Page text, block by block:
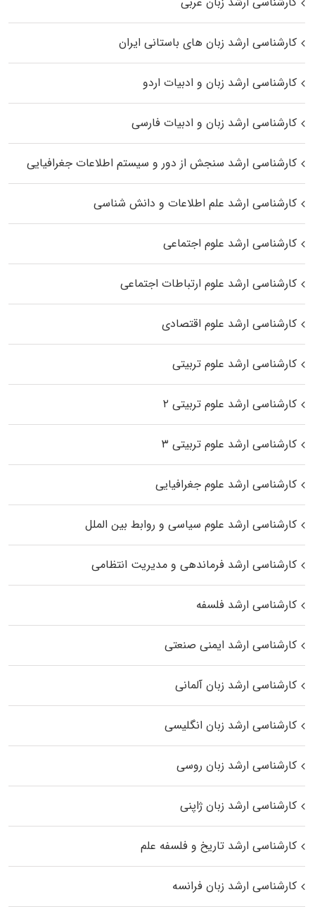
کارشناسی ارشد زبان‌ های باستانی ایران
کارشناسی ارشد زبان و ادبیات اردو
کارشناسی ارشد زبان و ادبیات فارسی
کارشناسی ارشد سنجش از دور و سیستم اطلاعات جغرافیایی
کارشناسی ارشد علم اطلاعات و دانش شناسی
کارشناسی ارشد علوم اجتماعی
کارشناسی ارشد علوم ارتباطات اجتماعی
کارشناسی ارشد علوم اقتصادی
کارشناسی ارشد علوم تربیتی
کارشناسی ارشد علوم تربیتی ۲
کارشناسی ارشد علوم تربیتی ۳
کارشناسی ارشد علوم جغرافیایی
کارشناسی ارشد علوم سیاسی و روابط بین الملل
کارشناسی ارشد فرماندهی و مدیریت انتظامی
کارشناسی ارشد فلسفه
کارشناسی ارشد ایمنی صنعتی
کارشناسی ارشد زبان آلمانی
کارشناسی ارشد زبان انگلیسی
کارشناسی ارشد زبان روسی
کارشناسی ارشد زبان ژاپنی
کارشناسی ارشد تاریخ و فلسفه علم
کارشناسی ارشد زبان فرانسه